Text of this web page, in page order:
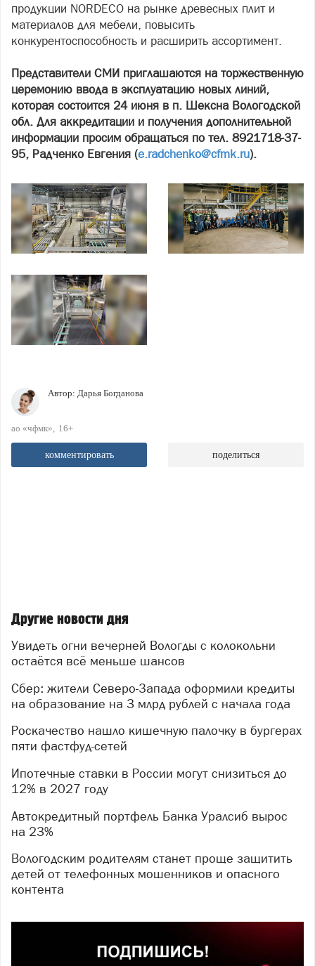
продукции NORDECO на рынке древесных плит и
материалов для мебели, повысить
конкурентоспособность и расширить ассортимент.
Представители СМИ приглашаются на торжественную
церемонию ввода в эксплуатацию новых линий,
которая состоится 24 июня в п. Шексна Вологодской
обл. Для аккредитации и получения дополнительной
информации просим обращаться по тел. 8921718-37-
95, Радченко Евгения (e.radchenko@cfmk.ru).
Автор: Дарья Богданова
ао «чфмк» 16+
комментировать поделиться
Другие новости дня
Увидеть огни вечерней Вологды с колокольни
остаётся всё меньше шансов
Сбер: жители Северо-Запада оформили кредиты
на образование на 3 млрд рублей с начала года
Роскачество нашло кишечную палочку в бургерах
пяти фастфуд-сетей
Ипотечные ставки в России могут снизиться до
12% в 2027 году
Автокредитный портфель Банка Уралсиб вырос
на 23%
Вологодским родителям станет проще защитить
детей от телефонных мошенников и опасного
контента